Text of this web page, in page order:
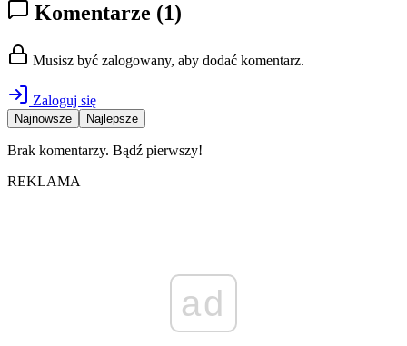
Komentarze (1)
Musisz być zalogowany, aby dodać komentarz.
Zaloguj się
Najnowsze Najlepsze
Brak komentarzy. Bądź pierwszy!
REKLAMA
ad